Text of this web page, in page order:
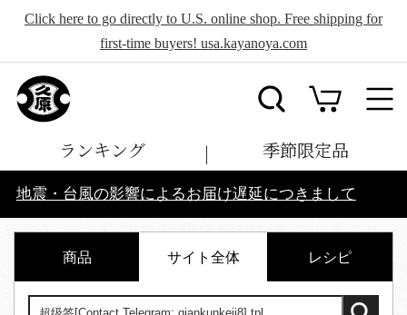
Click here to go directly to U.S. online shop. Free shipping for
first-time buyers! usa.kayanoya.com
ランキング 季節限定品
地震・台風の影響によるお届け遅延につきまして
商品 サイト全体 レシピ